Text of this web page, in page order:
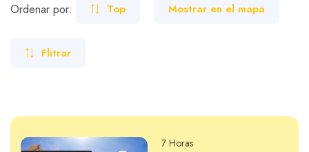
Familiar
Ordenar por: Top Mostrar en el mapa
Flitrar
7 Horas